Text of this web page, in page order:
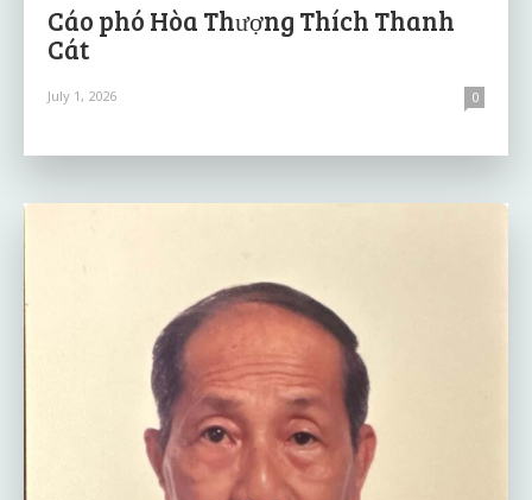
Cáo phó Hòa Thượng Thích Thanh
Cát
July 1, 2026 0